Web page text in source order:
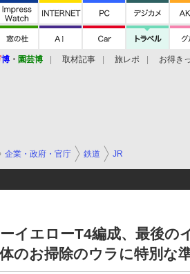
博 ・ 園芸博 取材記事 旅レポ お得き
企業・政府・官庁 鉄道 JR
ーイエローT4編成、最後の
のお掃除のウラに特別な